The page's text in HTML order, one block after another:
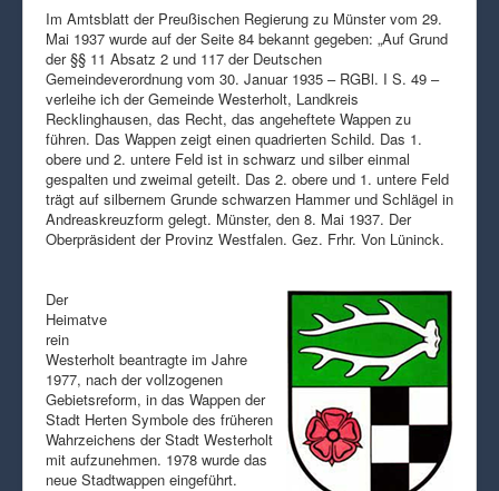
Im Amtsblatt der Preußischen Regierung zu Münster vom 29.
Mai 1937 wurde auf der Seite 84 bekannt gegeben: „Auf Grund
der §§ 11 Absatz 2 und 117 der Deutschen
Gemeindeverordnung vom 30. Januar 1935 – RGBl. I S. 49 –
verleihe ich der Gemeinde Westerholt, Landkreis
Recklinghausen, das Recht, das angeheftete Wappen zu
führen. Das Wappen zeigt einen quadrierten Schild. Das 1.
obere und 2. untere Feld ist in schwarz und silber einmal
gespalten und zweimal geteilt. Das 2. obere und 1. untere Feld
trägt auf silbernem Grunde schwarzen Hammer und Schlägel in
Andreaskreuzform gelegt. Münster, den 8. Mai 1937. Der
Oberpräsident der Provinz Westfalen. Gez. Frhr. Von Lüninck.
Der
Heimatve
rein
Westerholt beantragte im Jahre
1977, nach der vollzogenen
Gebietsreform, in das Wappen der
Stadt Herten Symbole des früheren
Wahrzeichens der Stadt Westerholt
mit aufzunehmen. 1978 wurde das
neue Stadtwappen eingeführt.